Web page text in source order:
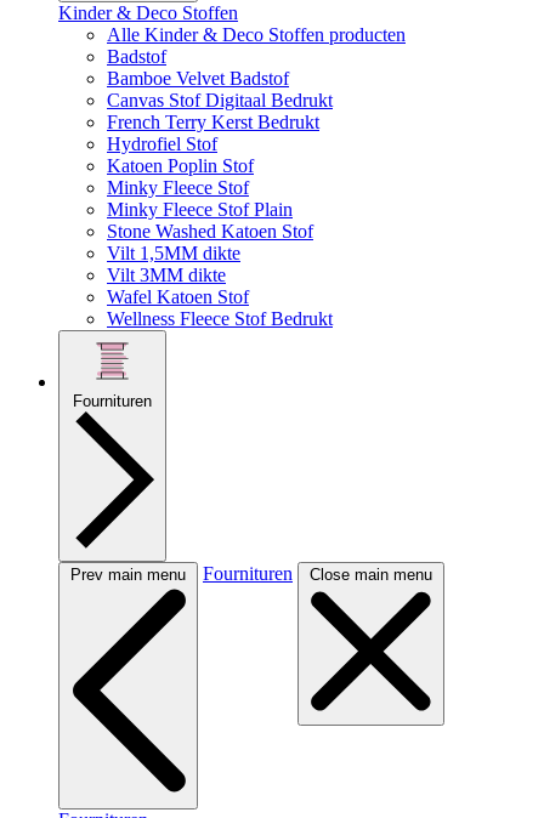
Kinder & Deco Stoffen
Alle Kinder & Deco Stoffen producten
Badstof
Bamboe Velvet Badstof
Canvas Stof Digitaal Bedrukt
French Terry Kerst Bedrukt
Hydrofiel Stof
Katoen Poplin Stof
Minky Fleece Stof
Minky Fleece Stof Plain
Stone Washed Katoen Stof
Vilt 1,5MM dikte
Vilt 3MM dikte
Wafel Katoen Stof
Wellness Fleece Stof Bedrukt
Fournituren
Prev main menu Fournituren Close main menu